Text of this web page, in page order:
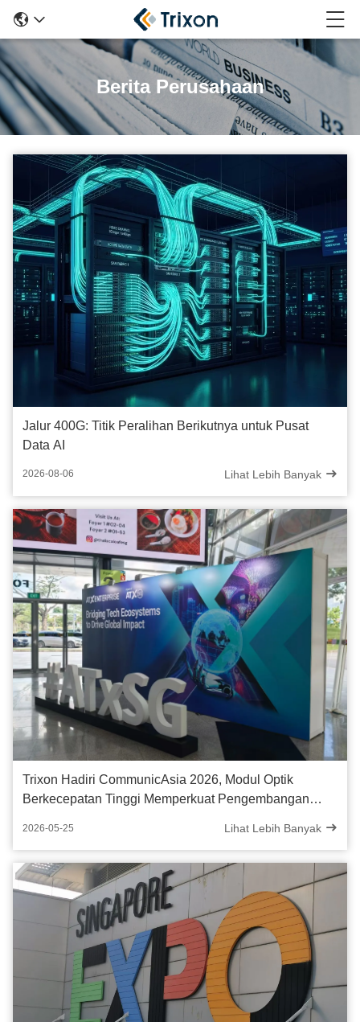
Berita Perusahaan
Jalur 400G: Titik Peralihan Berikutnya untuk Pusat
Data AI
2026-08-06 Lihat Lebih Banyak
Trixon Hadiri CommunicAsia 2026, Modul Optik
Berkecepatan Tinggi Memperkuat Pengembangan
2026-05-25 Lihat Lebih Banyak